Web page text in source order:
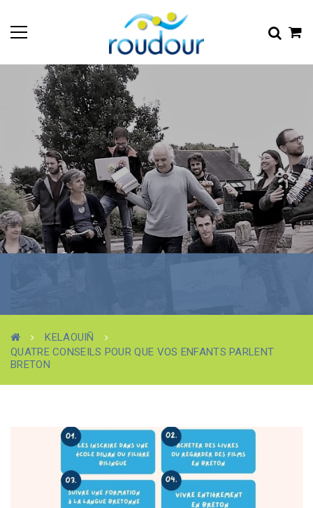
KELAOUIÑ
QUATRE CONSEILS POUR QUE VOS ENFANTS PARLENT
BRETON